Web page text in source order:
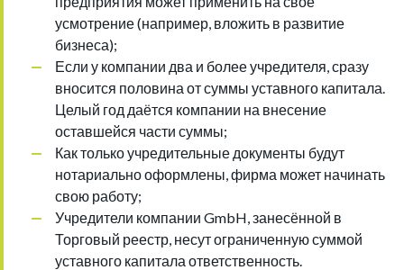
усмотрение (например, вложить в развитие
бизнеса);
Если у компании два и более учредителя, сразу
вносится половина от суммы уставного капитала.
Целый год даётся компании на внесение
оставшейся части суммы;
Как только учредительные документы будут
нотариально оформлены, фирма может начинать
свою работу;
Учредители компании GmbH, занесённой в
Торговый реестр, несут ограниченную суммой
уставного капитала ответственность.